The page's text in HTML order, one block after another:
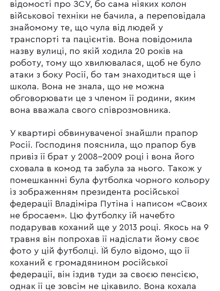
відомості про ЗСУ, бо сама ніяких колон
військової техніки не бачила, а переповідала
знайомому те, що чула від людей у
транспорті та пацієнтів. Вона повідомила
назву вулиці, по якій ходила 20 років на
роботу, тому що хвилювалася, щоб не було
атаки з боку Росії, бо там знаходиться ще і
школа. Вона не знала, що не можна
обговорювати це з членом її родини, яким
вона вважала свого співрозмовника.
У квартирі обвинуваченої знайшли прапор
Росії. Господиня пояснила, що прапор був
привіз її брат у 2008-2009 році і вона його
сховала в комод та забула за нього. Також у
помешканнні була футболка чорного кольору
із зображенням президента російської
федерації Владіміра Путіна і написом «Своих
не бросаем». Цю футболку їй начебто
подарував коханий ще у 2013 році. Якось на 9
травня він попрохав її надіслати йому своє
фото у цій футболці. Їй було відомо, що її
коханий є громадянином російської
федерації, він їздив туди за своєю пенсією,
однак її це зовсім не цікавило. Вона кохала